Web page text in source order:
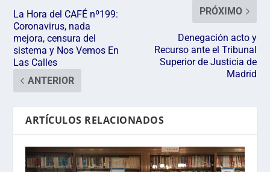
La Hora del CAFÉ nº199:
Coronavirus, nada
mejora, censura del
sistema y Nos Vemos En
Las Calles
ANTERIOR
PRÓXIMO
Denegación acto y
Recurso ante el Tribunal
Superior de Justicia de
Madrid
ARTÍCULOS RELACIONADOS